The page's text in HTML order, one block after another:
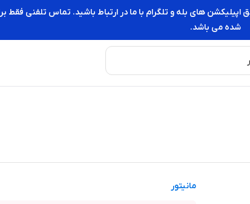
های بله و تلگرام با ما در ارتباط باشید. تماس تلفنی
شده می باشد.
مانیتور